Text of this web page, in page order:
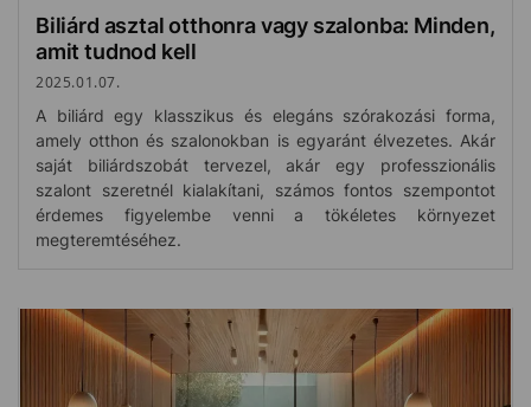
Biliárd asztal otthonra vagy szalonba: Minden,
amit tudnod kell
2025.01.07.
A biliárd egy klasszikus és elegáns szórakozási forma,
amely otthon és szalonokban is egyaránt élvezetes. Akár
saját biliárdszobát tervezel, akár egy professzionális
szalont szeretnél kialakítani, számos fontos szempontot
érdemes figyelembe venni a tökéletes környezet
megteremtéséhez.